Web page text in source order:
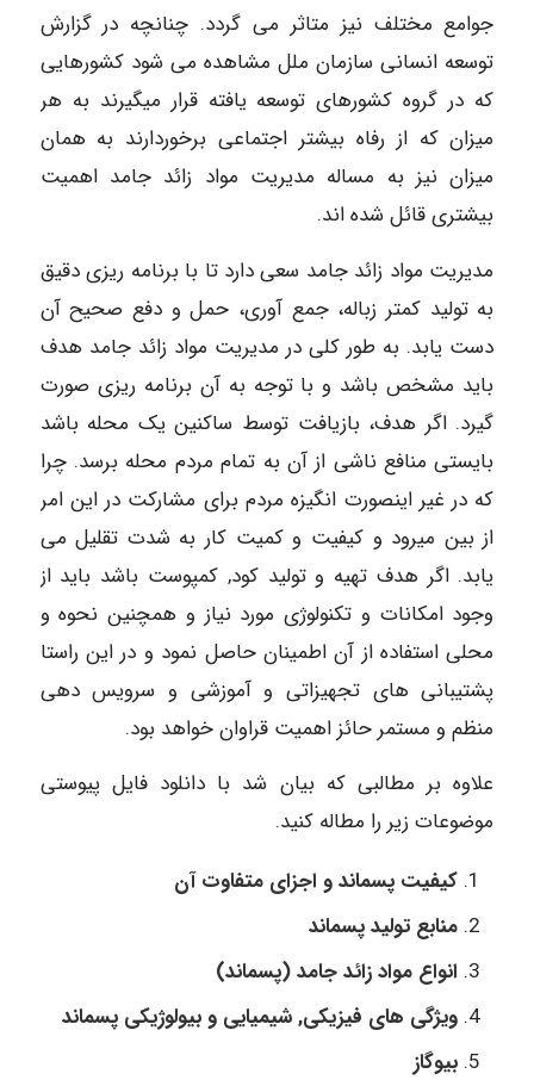
جوامع مختلف نیز متاثر می گردد. چنانچه در گزارش
توسعه انسانی سازمان ملل مشاهده می شود کشورهایی
که در گروه کشورهای توسعه یافته قرار میگیرند به هر
میزان که از رفاه بیشتر اجتماعی برخوردارند به همان
میزان نیز به مساله مدیریت مواد زائد جامد اهمیت
بیشتری قائل شده اند.
مدیریت مواد زائد جامد سعی دارد تا با برنامه ریزی دقیق
به تولید کمتر زباله، جمع آوری، حمل و دفع صحیح آن
دست یابد. به طور کلی در مدیریت مواد زائد جامد هدف
باید مشخص باشد و با توجه به آن برنامه ریزی صورت
گیرد. اگر هدف، بازیافت توسط ساکنین یک محله باشد
بایستی منافع ناشی از آن به تمام مردم محله برسد. چرا
که در غیر اینصورت انگیزه مردم برای مشارکت در این امر
از بین میرود و کیفیت و کمیت کار به شدت تقلیل می
یابد. اگر هدف تهیه و تولید کود, کمپوست باشد باید از
وجود امکانات و تکنولوژی مورد نیاز و همچنین نحوه و
محلی استفاده از آن اطمینان حاصل نمود و در این راستا
پشتیبانی های تجهیزاتی و آموزشی و سرویس دهی
منظم و مستمرحائز اهمیت قراوان خواهد بود.
علاوه بر مطالبی که بیان شد با دانلود فایل پیوستی
موضوعات زیر را مطاله کنید.
کیفیت پسماند و اجزای متفاوت آن
منابع تولید پسماند
انواع مواد زائد جامد (پسماند)
ویژگی های فیزیکی, شیمیایی و بیولوژیکی پسماند
بیوگاز